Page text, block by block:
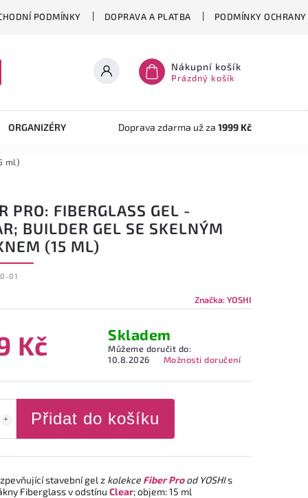
PODMÍNKY DOPRAVA A PLATBA PODMÍNKY
Nákupní košík
Prázdný košík
ORGANIZÉRY TVOŘENÍ AKRYLOVÝ SYSTÉM
Doprava zdarma už za 1999 Kč
ml)
PRO: FIBERGLASS GEL -
BUILDER GEL SE SKELNÝM
(15 ML)
01
Značka:YOSHI
Kč Skladem
Můžeme doručit do:
10.8.2026
Možnosti doručení
Přidat do košíku
zpevňující stavební gel z kolekceFiber Prood YOSHIs
Fiberglass v odstínu Clear; objem: 15 ml